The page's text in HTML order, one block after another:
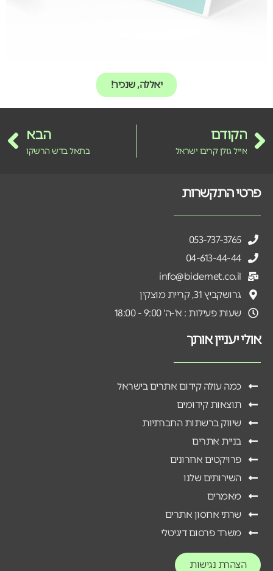
יאללה, שנכיר!
הקודם
אייל גולן קריבו ישראל
הבא
בתאל בדש הרשקו
פרטי התקשרות
053-737-3765
04-613-44-44
info@bidernet.co.il
גרושקביץ 31, קריית מוצקין
שעות פעילות : א'-ה' 9:00 - 18:00
אולי יעניין אותך
כמה עולה קידום אתרים בישראל
תוצאות קידומים
שיווק ברשתות החברתיות
בניית אתרים
פרויקטים אחרונים
השירותים שלנו
מאמרים
שרתי אחסון אתרים
משרד פרסום דיגיטלי
הצהרת נגישות